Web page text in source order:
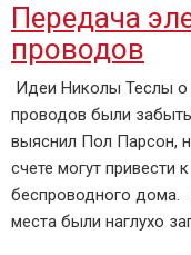
Передача
проводов
Идеи Николы Теслы о
проводов были
выяснил Пол Парсон,
счете могут привести
беспроводного
места были наглухо